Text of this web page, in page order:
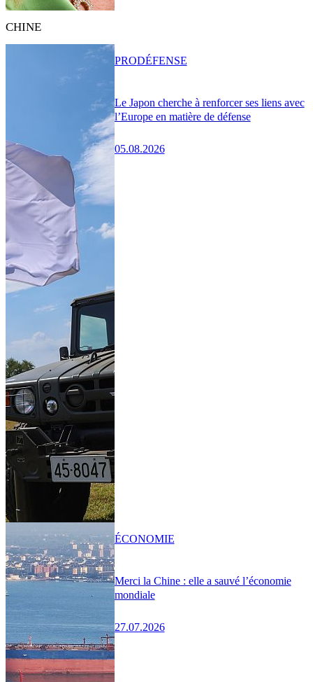
CHINE
Le Japon cherche à renforcer ses liens avec
l’Europe en matière de défense
05.08.2026
PRODÉFENSE
Merci la Chine : elle a sauvé l’économie
mondiale
27.07.2026
ÉCONOMIE